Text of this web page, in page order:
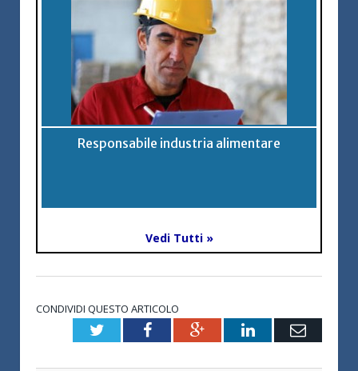
Responsabile industria alimentare
Vedi Tutti »
CONDIVIDI QUESTO ARTICOLO
TwitterFacebookGoogle+LinkedInEmail